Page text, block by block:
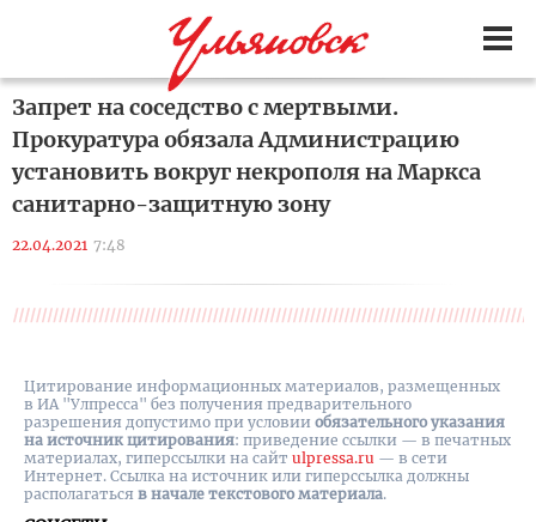
Запрет на соседство с мертвыми.
Прокуратура обязала Администрацию
установить вокруг некрополя на Маркса
санитарно-защитную зону
22.04.2021 7:48
Цитирование информационных материалов, размещенных
в ИА "Улпресса" без получения предварительного
разрешения допустимо при условии обязательного указания
на источник цитирования: приведение ссылки — в печатных
материалах, гиперссылки на cайт ulpressa.ru — в сети
Интернет. Ссылка на источник или гиперссылка должны
располагаться в начале текстового материала.